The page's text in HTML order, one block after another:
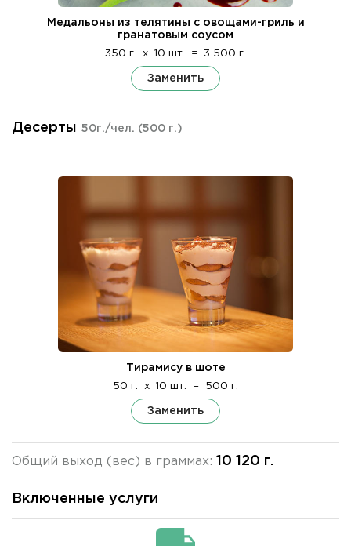
Медальоны из телятины с овощами-гриль и
гранатовым соусом
350 г. x 10 шт. = 3 500 г.
Заменить
Десерты 50г./чел. (500 г.)
Тирамису в шоте
50 г. x 10 шт. = 500 г.
Заменить
Общий выход (вес) в граммах: 10 120 г.
Включенные услуги